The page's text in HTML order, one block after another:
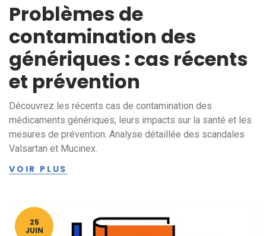
Problèmes de
contamination des
génériques : cas récents
et prévention
Découvrez les récents cas de contamination des
médicaments génériques, leurs impacts sur la santé et les
mesures de prévention. Analyse détaillée des scandales
Valsartan et Mucinex.
VOIR PLUS
25
JUIN